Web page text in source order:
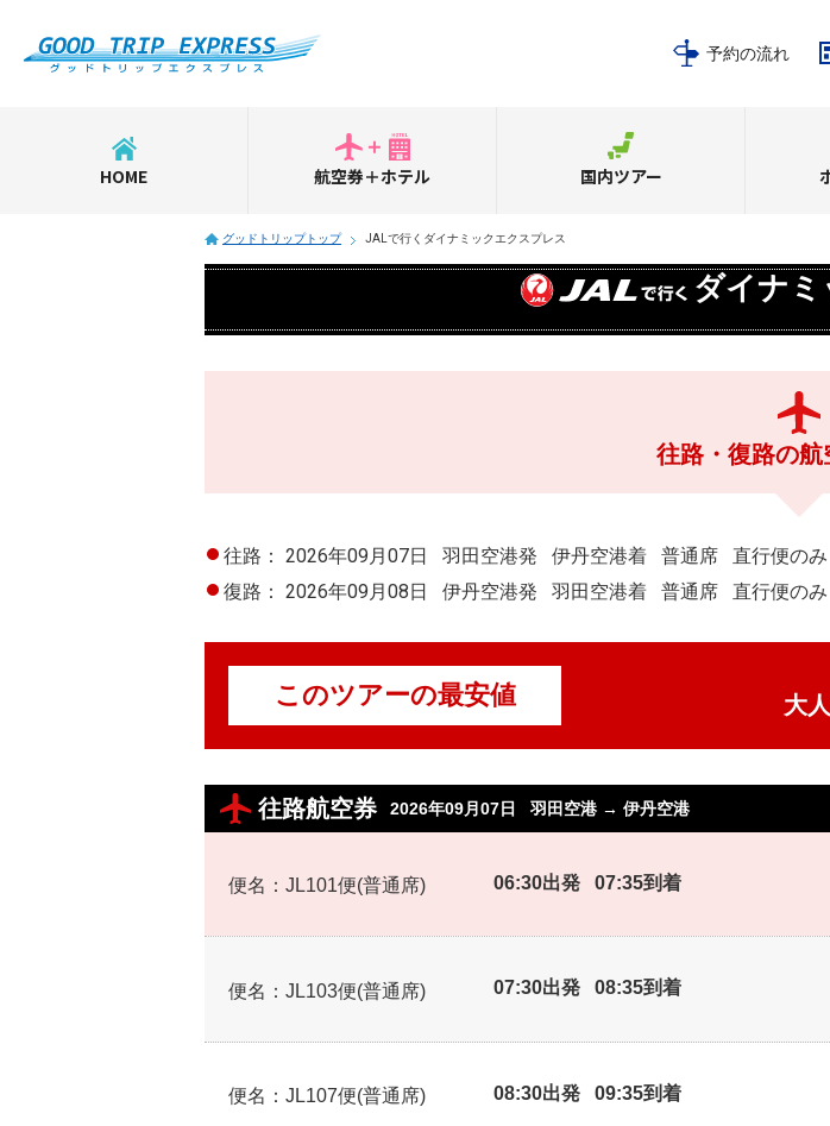
予約の流れ
HOME 航空券＋ホテル 国内ツアー
グッドトリップトップ JALで行くダイナミックエクスプレス
ダイナ
往路・復路の航
往路： 2026年09月07日 羽田空港発 伊丹空港着 普通席
直行便のみ
復路： 2026年09月08日 伊丹空港発 羽田空港着 普通席 直行便のみ
このツアーの最安値 大
往路航空券 2026年09月07日 羽田空港 → 伊丹空港
便名：JL101便(普通席) 06:30出発 07:35到着
便名：JL103便(普通席) 07:30出発 08:35到着
便名：JL107便(普通席) 08:30出発 09:35到着